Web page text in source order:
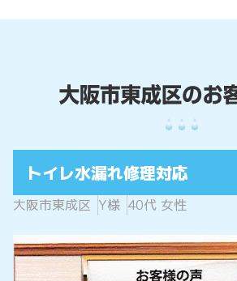
トイレ水漏れ修理対応
大阪市東成区 Y様 40代 女性